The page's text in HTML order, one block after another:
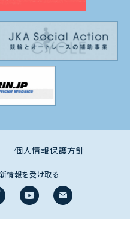
個人情報保護方針
情報を受け取る